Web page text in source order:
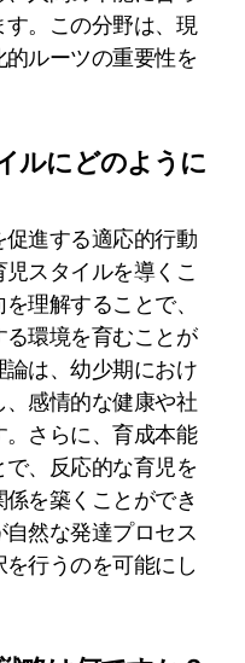
特定の特性が人間
由を説明します。
ことで、コミュニ
スを認識すること
能性があります。
ーケティングにお
人間の本能に合っ
。この分野は、現
ルーツの重要性を
ルにどのように
進する適応的行動
スタイルを導くこ
理解することで、
環境を育むことが
感情的な健康や社